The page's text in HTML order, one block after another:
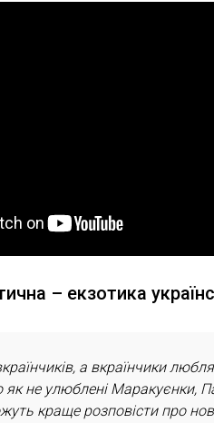
– екзотика
а вкраїнчики
як не улюблені Маракуєнки,
краще розповісти про